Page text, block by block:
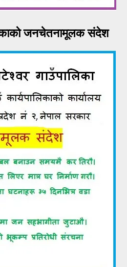
जनचेतनामूलक संदेश